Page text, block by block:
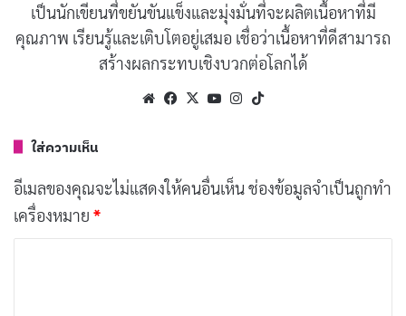
ฮ่า มาไกลแล้วนะวันเกิด อายุน้อยแทนได้ไง ที่สำคัญคือ
รถอึมแน่นเปรี๊ยะ!
ไม่รู้ใครตั้งกฎให้ต้องแก่เลยนะ
อายุหนึ่งขวบมากขึ้น แต่ไม่รู้สึกแก่เลยสักนิด ต่อให้เป็น
ปีที่ผ่านมา ได้รับบทเรียนอันล้ำค่า วันนี้ ขอฉลองไปกับ
เป็นนักเขียนที่ขยันขันแข็งและมุ่งมั่นที่จะผลิตเนื้อหาที่มี
คุณภาพ เรียนรู้และเติบโตอยู่เสมอ เชื่อว่าเนื้อหาที่ดีสามารถ
สร้างผลกระทบเชิงบวกต่อโลกได้
WebsiteFacebook
X YouTubeInstagram
ใส่ความเห็น
อีเมลของคุณจะไม่แสดงให้คนอื่นเห็น ช่องข้อมูลจำเป็นถูกทำ
เครื่องหมาย *